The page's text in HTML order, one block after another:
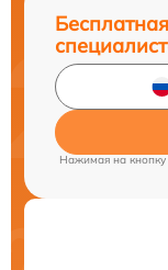
Нажимая на